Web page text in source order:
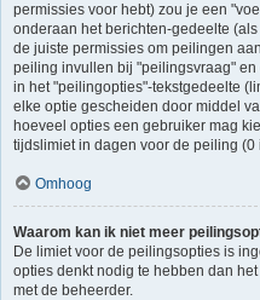
permissies voor hebt) zou je een
onderaan het berichten-gedeelte
de juiste permissies om peilingen
peiling invullen bij "peilingsvraag"
in het "peilingopties"-tekstgedeelte
elke optie gescheiden door middel
hoeveel opties een gebruiker mag
tijdslimiet in dagen voor de peiling
Omhoog
Waarom kan ik niet meer
De limiet voor de peilingsopties is
opties denkt nodig te hebben dan
met de beheerder.